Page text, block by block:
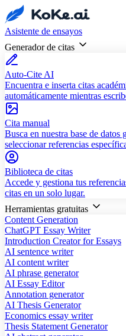
Asistente de ensayos
Generador de citas
Auto-Cite AI
Encuentra e inserta citas
automáticamente mientras
Cita manual
Busca en nuestra base de datos
seleccionar referencias
Biblioteca de citas
Accede y gestiona tus
citas en un solo lugar.
Herramientas gratuitas
Content Generation
ChatGPT Essay Writer
Introduction Creator for Essays
AI sentence writer
AI content writer
AI phrase generator
AI Essay Editor
Annotation generator
AI Thesis Generator
Economics essay writer
Thesis Statement Generator